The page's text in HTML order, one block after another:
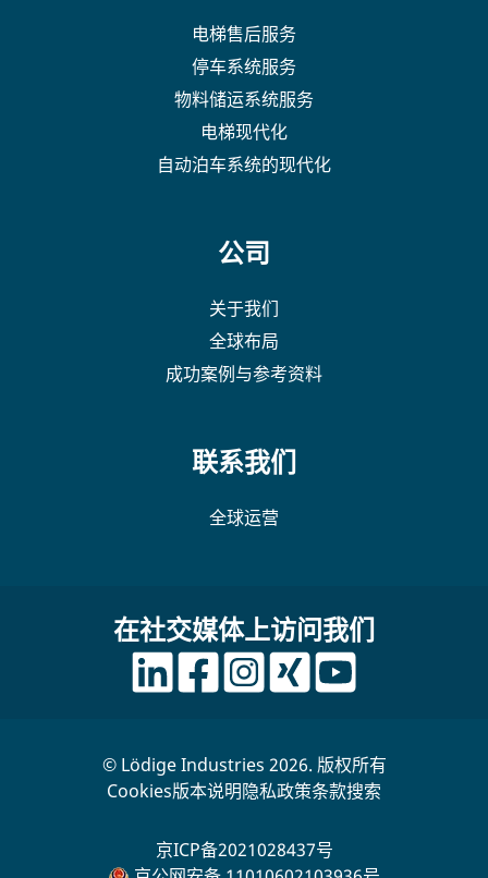
电梯售后服务
停车系统服务
物料储运系统服务
电梯现代化
自动泊车系统的现代化
公司
关于我们
全球布局
成功案例与参考资料
联系我们
全球运营
在社交媒体上访问我们
© Lödige Industries 2026. 版权所有
Cookies版本说明隐私政策条款搜索
京ICP备2021028437号